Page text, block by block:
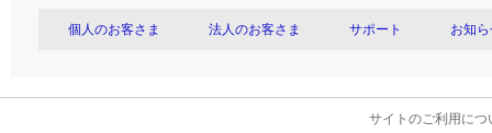
個人のお客さま 法人のお客さま サポート お知
サイトのご利用につ